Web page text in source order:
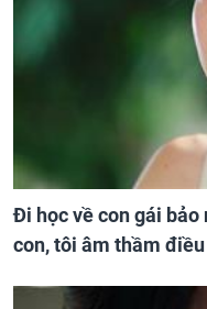
Đi học về con gái bảo
con, tôi âm thầm